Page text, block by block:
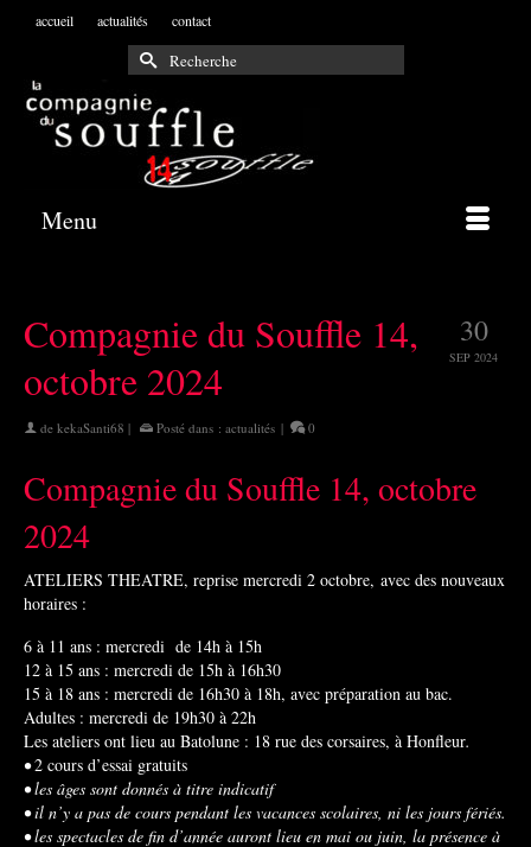
accueil actualités contact
Rechercher :
Menu
30
SEP 2024
Compagnie du Souffle 14,
octobre 2024
de kekaSanti68 | Posté dans : actualités | 0
Compagnie du Souffle 14, octobre
2024
ATELIERS THEATRE, reprise mercredi 2 octobre, avec des nouveaux
horaires :
6 à 11 ans : mercredi de 14h à 15h
12 à 15 ans : mercredi de 15h à 16h30
15 à 18 ans : mercredi de 16h30 à 18h, avec préparation au bac.
Adultes : mercredi de 19h30 à 22h
Les ateliers ont lieu au Batolune : 18 rue des corsaires, à Honfleur.
•2 cours d’essai gratuits
• les âges sont donnés à titre indicatif
• il n’y a pas de cours pendant les vacances scolaires, ni les jours fériés.
• les spectacles de fin d’année auront lieu en mai ou juin, la présence à